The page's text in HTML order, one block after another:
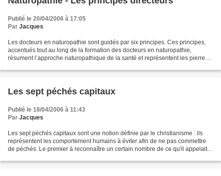
Publié le 20/04/2006 à 17:05
Par Jacques
Les docteurs en naturopathie sont guidés par six principes. Ces principes,
accentués tout au long de la formation des docteurs en naturopathie,
résument l’approche naturopathique de la santé et représentent les pierres
Les sept péchés capitaux
Publié le 18/04/2006 à 11:43
Par Jacques
Les sept péchés capitaux sont une notion définie par le christianisme : ils
représentent les comportement humains à éviter afin de ne pas commettre
de péchés. Le premier à reconnaître un certain nombre de ce qu'il appelait